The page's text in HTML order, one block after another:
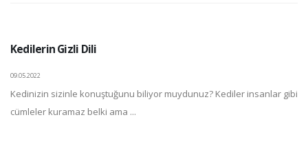
Kedilerin Gizli Dili
09.05.2022
Kedinizin sizinle konuştuğunu biliyor muydunuz? Kediler insanlar gibi
cümleler kuramaz belki ama ...